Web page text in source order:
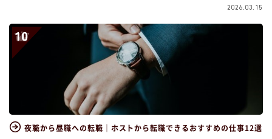
2026.03.15
夜職から昼職への転職｜ホストから転職できるおすすめの仕事12選